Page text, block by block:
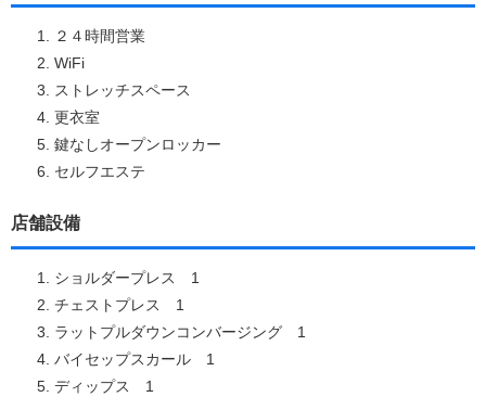
２４時間営業
WiFi
ストレッチスペース
更衣室
鍵なしオープンロッカー
セルフエステ
店舗設備
ショルダープレス 1
チェストプレス 1
ラットプルダウンコンバージング 1
バイセップスカール 1
ディップス 1